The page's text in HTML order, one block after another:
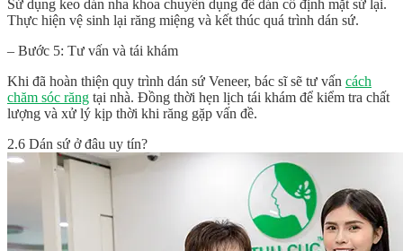
Sử dụng keo dán nha khoa chuyên dụng để dán cố định mặt sứ lại.
Thực hiện vệ sinh lại răng miệng và kết thúc quá trình dán sứ.
– Bước 5: Tư vấn và tái khám
Khi đã hoàn thiện quy trình dán sứ Veneer, bác sĩ sẽ tư vấn cách
chăm sóc răng tại nhà. Đồng thời hẹn lịch tái khám để kiểm tra chất
lượng và xử lý kịp thời khi răng gặp vấn đề.
2.6 Dán sứ ở đâu uy tín?